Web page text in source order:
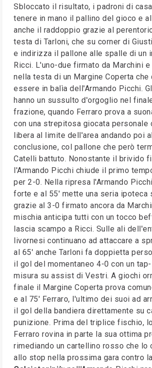
Sbloccato il risultato, i padroni di
tenere in mano il pallino del gioco e
anche il raddoppio grazie al
testa di Tarloni, che su corner di
e indirizza il pallone alle spalle di un
Ricci. L'uno-due firmato da Marchini
nella testa di un Margine Coperta che
essere in balìa dell'Armando Picchi.
hanno un sussulto d'orgoglio nel
frazione, quando Ferraro prova a
con una strepitosa giocata personale
libera al limite dell'area andando poi
conclusione, col pallone che però
Catelli battuto. Nonostante il brivido
l'Armando Picchi chiude il primo
per 2-0. Nella ripresa l'Armando
forte e al 55' mette una seria ipoteca
grazie al 3-0 firmato ancora da
mischia anticipa tutti con un tocco
lascia scampo a Ricci. Sulle ali
livornesi continuano ad attaccare a
al 65' anche Tarloni fa doppietta
il gol del momentaneo 4-0 con un
misura su assist di Vestri. A giochi
finale il Margine Coperta prova
e al 75' Ferraro, l'ultimo dei suoi ad
il gol della bandiera direttamente su
punizione. Prima del triplice fischio,
Ferraro rovina in parte la sua ottima
rimediando un cartellino rosso che lo
allo stop nella prossima gara contro